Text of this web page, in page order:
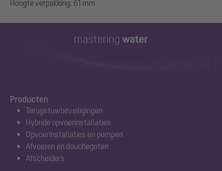
Producten
Terugstuwbeveiligingen
Hybride opvoerinstallaties
Opvoerinstallaties en pompen
Afvoeren en douchegoten
Afscheiders